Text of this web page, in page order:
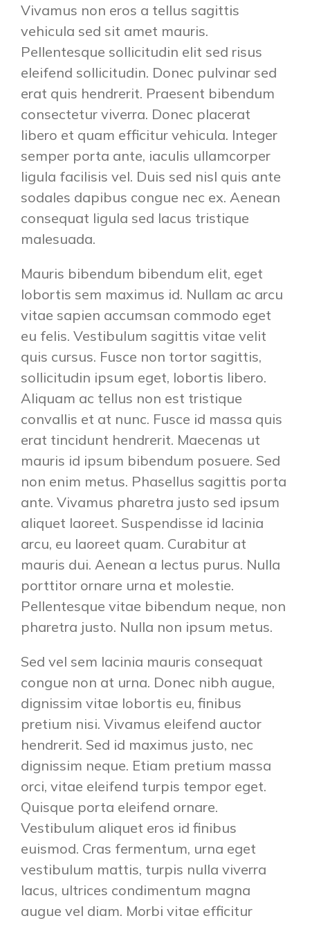
Vivamus non eros a tellus sagittis
vehicula sed sit amet mauris.
Pellentesque sollicitudin elit sed risus
eleifend sollicitudin. Donec pulvinar sed
erat quis hendrerit. Praesent bibendum
consectetur viverra. Donec placerat
libero et quam efficitur vehicula. Integer
semper porta ante, iaculis ullamcorper
ligula facilisis vel. Duis sed nisl quis ante
sodales dapibus congue nec ex. Aenean
consequat ligula sed lacus tristique
malesuada.
Mauris bibendum bibendum elit, eget
lobortis sem maximus id. Nullam ac arcu
vitae sapien accumsan commodo eget
eu felis. Vestibulum sagittis vitae velit
quis cursus. Fusce non tortor sagittis,
sollicitudin ipsum eget, lobortis libero.
Aliquam ac tellus non est tristique
convallis et at nunc. Fusce id massa quis
erat tincidunt hendrerit. Maecenas ut
mauris id ipsum bibendum posuere. Sed
non enim metus. Phasellus sagittis porta
ante. Vivamus pharetra justo sed ipsum
aliquet laoreet. Suspendisse id lacinia
arcu, eu laoreet quam. Curabitur at
mauris dui. Aenean a lectus purus. Nulla
porttitor ornare urna et molestie.
Pellentesque vitae bibendum neque, non
pharetra justo. Nulla non ipsum metus.
Sed vel sem lacinia mauris consequat
congue non at urna. Donec nibh augue,
dignissim vitae lobortis eu, finibus
pretium nisi. Vivamus eleifend auctor
hendrerit. Sed id maximus justo, nec
dignissim neque. Etiam pretium massa
orci, vitae eleifend turpis tempor eget.
Quisque porta eleifend ornare.
Vestibulum aliquet eros id finibus
euismod. Cras fermentum, urna eget
vestibulum mattis, turpis nulla viverra
lacus, ultrices condimentum magna
augue vel diam. Morbi vitae efficitur